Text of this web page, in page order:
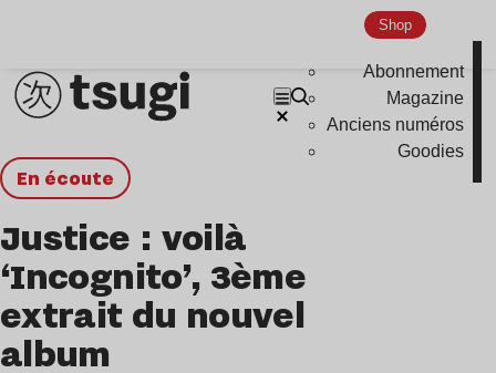
Shop
Abonnement
Magazine
Anciens numéros
Goodies
en écoute
Justice : voilà
‘Incognito’, 3ème
extrait du nouvel
album